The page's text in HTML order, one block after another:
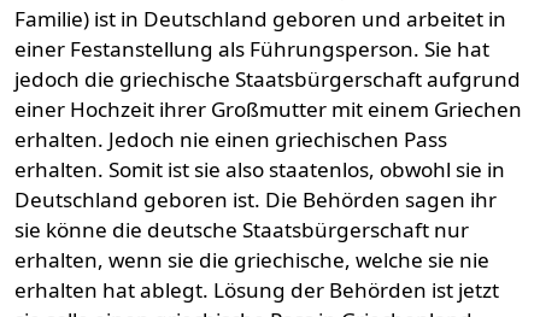
Familie) ist in Deutschland geboren und arbeitet in
einer Festanstellung als Führungsperson. Sie hat
jedoch die griechische Staatsbürgerschaft aufgrund
einer Hochzeit ihrer Großmutter mit einem Griechen
erhalten. Jedoch nie einen griechischen Pass
erhalten. Somit ist sie also staatenlos, obwohl sie in
Deutschland geboren ist. Die Behörden sagen ihr
sie könne die deutsche Staatsbürgerschaft nur
erhalten, wenn sie die griechische, welche sie nie
erhalten hat ablegt. Lösung der Behörden ist jetzt